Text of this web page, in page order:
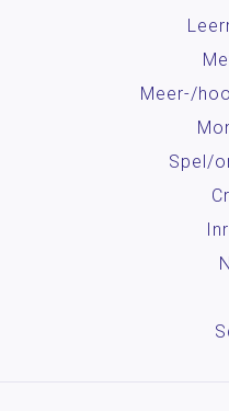
Meer-/
Spel/